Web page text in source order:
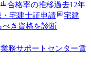
合格率の推移過去12年
宅建士証申請
宅建
べき資格を診断
業務サポートセンター賃